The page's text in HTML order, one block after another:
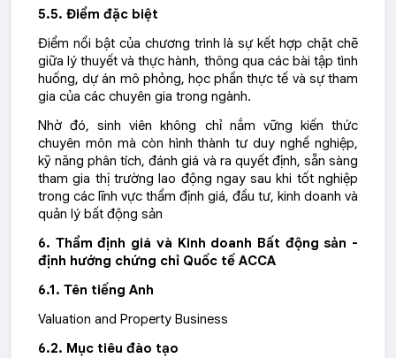
5.5. Điểm đặc biệt
Điểm nổi bật của chương trình là sự kết hợp chặt chẽ
giữa lý thuyết và thực hành, thông qua các bài tập tình
huống, dự án mô phỏng, học phần thực tế và sự tham
gia của các chuyên gia trong ngành.
Nhờ đó, sinh viên không chỉ nắm vững kiến thức
chuyên môn mà còn hình thành tư duy nghề nghiệp,
kỹ năng phân tích, đánh giá và ra quyết định, sẵn sàng
tham gia thị trường lao động ngay sau khi tốt nghiệp
trong các lĩnh vực thẩm định giá, đầu tư, kinh doanh và
quản lý bất động sản
6. Thẩm định giá và Kinh doanh Bất động sản -
định hướng chứng chỉ Quốc tế ACCA
6.1. Tên tiếng Anh
Valuation and Property Business
6.2. Mục tiêu đào tạo